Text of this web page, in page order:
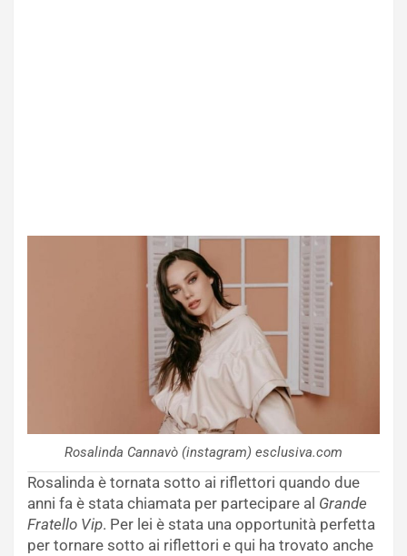
Rosalinda Cannavò (instagram) esclusiva.com
Rosalinda è tornata sotto ai riflettori quando due
anni fa è stata chiamata per partecipare al Grande
Fratello Vip. Per lei è stata una opportunità perfetta
per tornare sotto ai riflettori e qui ha trovato anche